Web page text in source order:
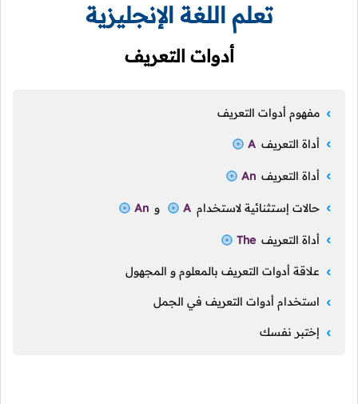
تعلم اللغة الإنجليزية
أدوات التعريف
مفهوم أدوات التعريف
أداة التعريف A
أداة التعريف An
حالات إستثنائية لاستخدام A و An
أداة التعريف The
علاقة أدوات التعريف بالمعلوم و المجهول
استخدام أدوات التعريف في الجمل
إختبر نفسك